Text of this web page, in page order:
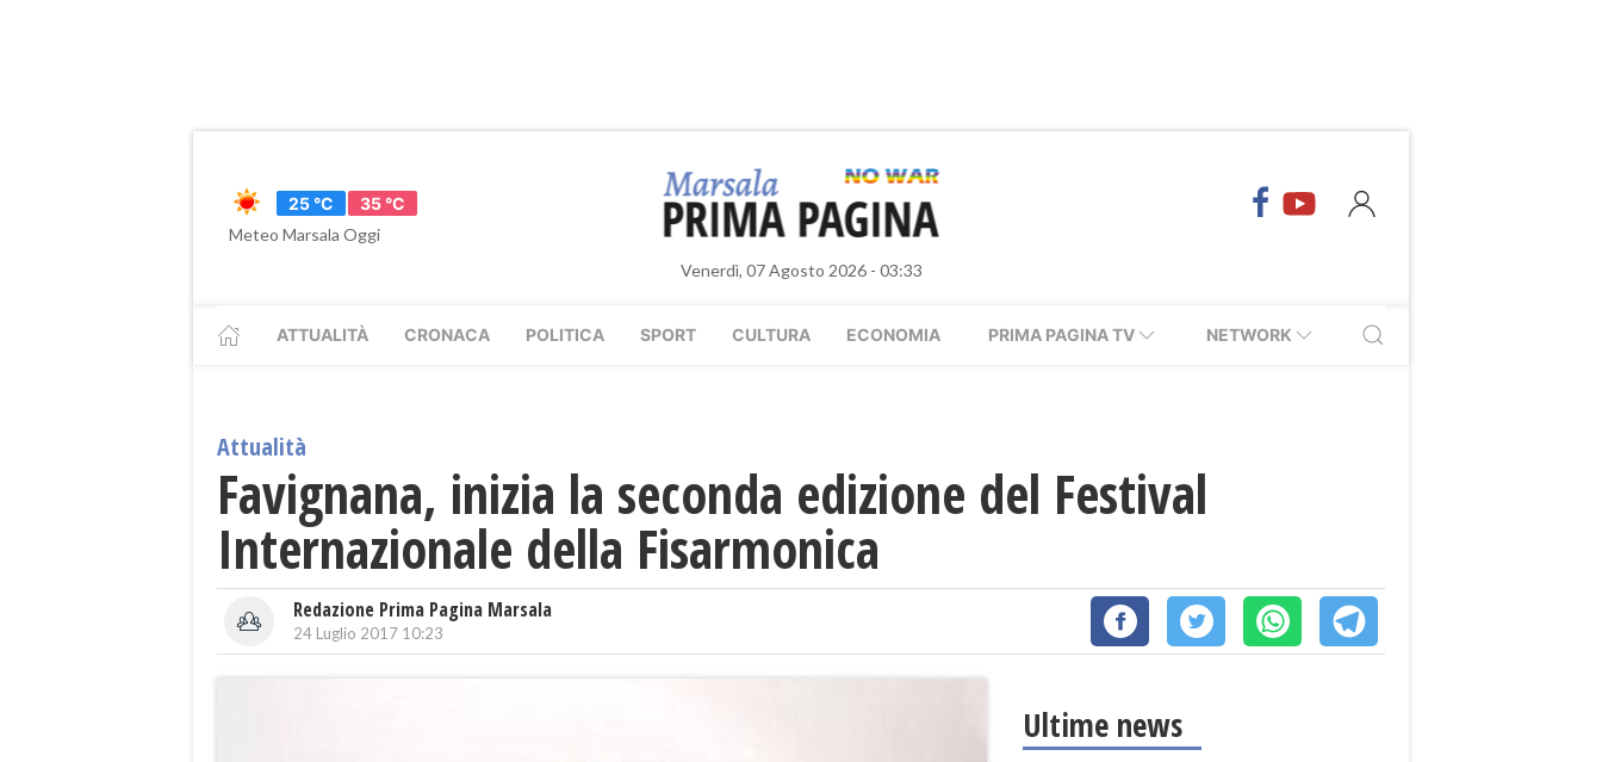
25 °C
35 °C
Meteo Marsala Oggi
Venerdì, 07 Agosto 2026 - 03:33
ATTUALITÀ CRONACA POLITICA SPORT CULTURA ECONOMIA PRIMA PAGINA TV NETWORK
Attualità
Favignana, inizia la seconda edizione del Festival
Internazionale della Fisarmonica
Redazione Prima Pagina Marsala
24 Luglio 2017 10:23
Ultime news